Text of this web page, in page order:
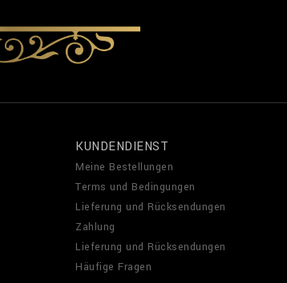
KUNDENDIENST
Meine Bestellungen
Terms und Bedingungen
Lieferung und Rücksendungen
Zahlung
Lieferung und Rücksendungen
Häufige Fragen